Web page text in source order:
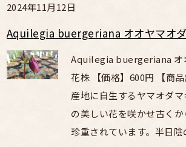
2024年11月12日
Aquilegia buergeriana オオヤマオ
Aquilegia buergeriana オ
花株 【価格】600円 【商
産地に自生するヤマオダ
の美しい花を咲かせ古く
珍重されています。半日